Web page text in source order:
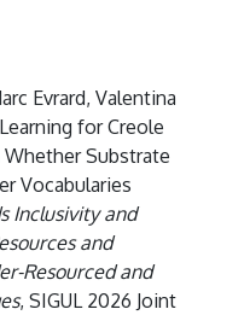
Evrard, Valentina
for Creole
Substrate
Vocabularies
Inclusivity and
and
Resourced and
, SIGUL 2026 Joint